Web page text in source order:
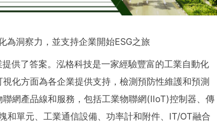
為洞察力，並支持企業開始ESG之旅
供了答案。泓格科技是一家經驗豐富的工業自動化
化方面為各企業提供支持，檢測預防性維護和預測
網產品線和服務，包括工業物聯網(IIoT)控制器、傳
和單元、工業通信設備、功率計和附件、IT/OT融合